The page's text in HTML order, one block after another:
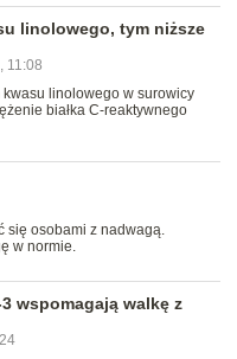
linolowego, tym niższe
11:08
kwasu linolowego w surowicy
białka C-reaktywnego
się osobami z nadwagą.
w normie.
wspomagają walkę z